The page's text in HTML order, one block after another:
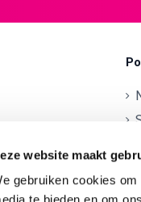
website maakt
gebruiken cookies